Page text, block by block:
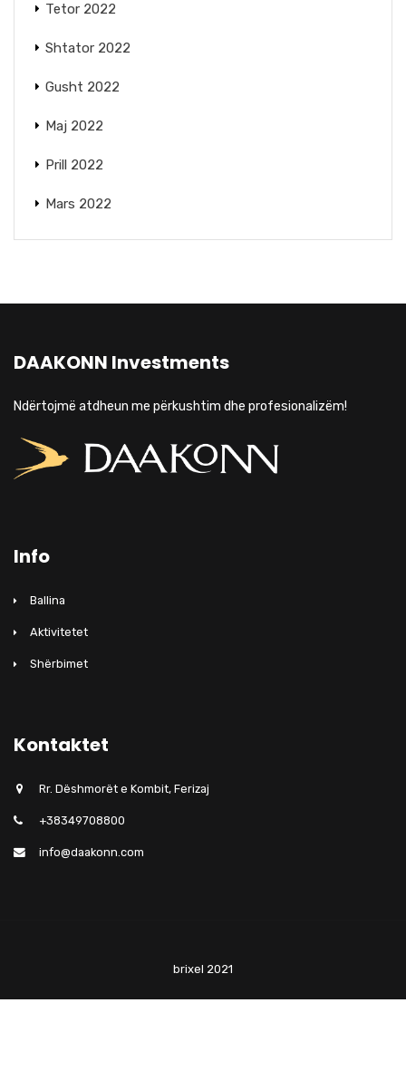
Tetor 2022
Shtator 2022
Gusht 2022
Maj 2022
Prill 2022
Mars 2022
DAAKONN Investments
Ndërtojmë atdheun me përkushtim dhe profesionalizëm!
Info
Ballina
Aktivitetet
Shërbimet
Kontaktet
Rr. Dëshmorët e Kombit, Ferizaj
+38349708800
info@daakonn.com
brixel 2021